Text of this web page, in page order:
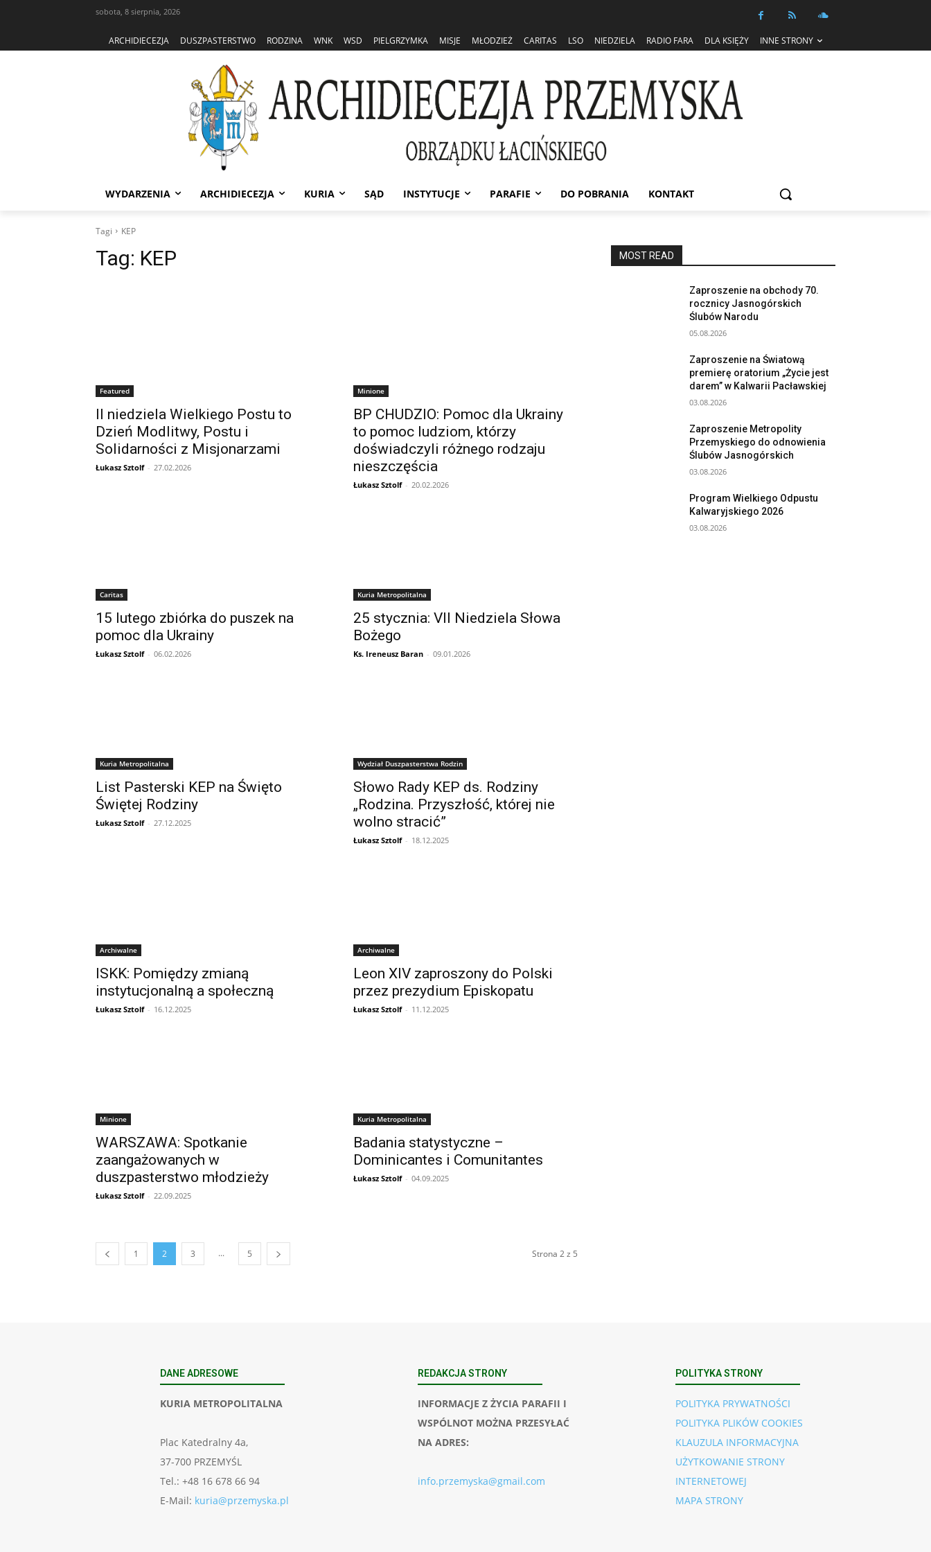
sobota, 8 sierpnia, 2026
ARCHIDIECEZJA DUSZPASTERSTWO RODZINA WNK WSD PIELGRZYMKA MISJE MŁODZIEŻ CARITAS LSO NIEDZIELA RADIO FARA DLA KSIĘŻY INNE STRONY
WYDARZENIA ARCHIDIECEZJA KURIA SĄD INSTYTUCJE PARAFIE DO POBRANIA KONTAKT
Tagi KEP
Tag: KEP
Featured
II niedziela Wielkiego Postu to
Dzień Modlitwy, Postu i
Solidarności z Misjonarzami
Łukasz Sztolf - 27.02.2026
Minione
BP CHUDZIO: Pomoc dla Ukrainy
to pomoc ludziom, którzy
doświadczyli różnego rodzaju
nieszczęścia
Łukasz Sztolf - 20.02.2026
Caritas
15 lutego zbiórka do puszek na
pomoc dla Ukrainy
Łukasz Sztolf - 06.02.2026
Kuria Metropolitalna
25 stycznia: VII Niedziela Słowa
Bożego
Ks. Ireneusz Baran - 09.01.2026
Kuria Metropolitalna
List Pasterski KEP na Święto
Świętej Rodziny
Łukasz Sztolf - 27.12.2025
Wydział Duszpasterstwa Rodzin
Słowo Rady KEP ds. Rodziny
„Rodzina. Przyszłość, której nie
wolno stracić”
Łukasz Sztolf - 18.12.2025
Archiwalne
ISKK: Pomiędzy zmianą
instytucjonalną a społeczną
Łukasz Sztolf - 16.12.2025
Archiwalne
Leon XIV zaproszony do Polski
przez prezydium Episkopatu
Łukasz Sztolf - 11.12.2025
Minione
WARSZAWA: Spotkanie
zaangażowanych w
duszpasterstwo młodzieży
Łukasz Sztolf - 22.09.2025
Kuria Metropolitalna
Badania statystyczne –
Dominicantes i Comunitantes
Łukasz Sztolf - 04.09.2025
1 2 3 ... 5 Strona 2 z 5
MOST READ
Zaproszenie na obchody 70.
rocznicy Jasnogórskich
Ślubów Narodu
05.08.2026
Zaproszenie na Światową
premierę oratorium „Życie jest
darem” w Kalwarii Pacławskiej
03.08.2026
Zaproszenie Metropolity
Przemyskiego do odnowienia
Ślubów Jasnogórskich
03.08.2026
Program Wielkiego Odpustu
Kalwaryjskiego 2026
03.08.2026
DANE ADRESOWE
KURIA METROPOLITALNA
Plac Katedralny 4a,
37-700 PRZEMYŚL
Tel.: +48 16 678 66 94
E-Mail: kuria@przemyska.pl
REDAKCJA STRONY
INFORMACJE Z ŻYCIA PARAFII I
WSPÓLNOT MOŻNA PRZESYŁAĆ
NA ADRES:
info.przemyska@gmail.com
POLITYKA STRONY
POLITYKA PRYWATNOŚCI
POLITYKA PLIKÓW COOKIES
KLAUZULA INFORMACYJNA
UŻYTKOWANIE STRONY
INTERNETOWEJ
MAPA STRONY